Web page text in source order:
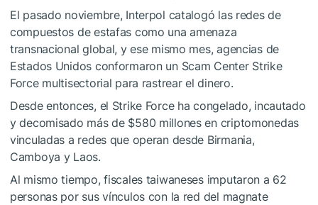
El pasado noviembre, Interpol catalogó las redes de
compuestos de estafas como una amenaza
transnacional global, y ese mismo mes, agencias de
Estados Unidos conformaron un Scam Center Strike
Force multisectorial para rastrear el dinero.
Desde entonces, el Strike Force ha congelado, incautado
y decomisado más de $580 millones en criptomonedas
vinculadas a redes que operan desde Birmania,
Camboya y Laos.
Al mismo tiempo, fiscales taiwaneses imputaron a 62
personas por sus vínculos con la red del magnate